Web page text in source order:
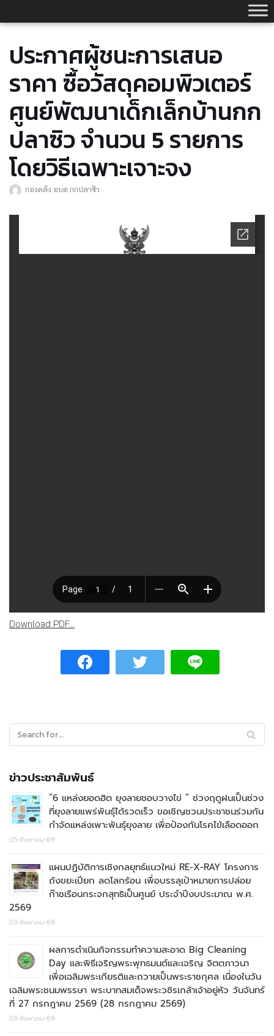
to
ประกาศผู้ชนะการเสนอ
ราคา ซื้อวัสดุคอมพิวเตอร์
ศูนย์พัฒนาเด็กเล็กบ้านกก
ปลาซิว จำนวน 5 รายการ
โดยวิธีเฉพาะเจาะจง
กองคลัง อบต.กกปลาซิว
Download PDF...
ข่าวประชาสัมพันธ์
“6 แหล่งยอดฮิต ยุงลายชอบวางไข่ ” ช่วงฤดูฝนเป็นช่วง
ที่ยุงลายแพร่พันธุ์ได้รวดเร็ว ขอเชิญชวนประชาชนร่วมกัน
กำจัดแหล่งเพาะพันธุ์ยุงลาย เพื่อป้องกันโรคไข้เลือดออก
05-สิงหาคม-69
แผนปฏิบัติการเชิงกลยุทธ์แนวใหม่ RE-X-RAY โครงการ
ถังขยะเปียก ลดโลกร้อน เพื่อบรรลุเป้าหมายการปล่อย
ก๊าชเรือนกระจกสุทธิเป็นศูนย์ ประจำปีงบประมาณ พ.ศ.
2569
03-สิงหาคม-69
ผลการดำเนินกิจกรรมทำความสะอาด Big Cleaning
Day และพิธีเจริญพระพุทธมนต์และเจริญ จิตตภาวนา
เพื่อเฉลิมพระเกียรติและถวายเป็นพระราชกุศล เนื่องในวัน
เฉลิมพระชนมพรรษา พระบาทสมเด็จพระวชิรเกล้าเจ้าอยู่หัว วันจันทร์
ที่ 27 กรกฎาคม 2569 (28 กรกฎาคม 2569)
03-สิงหาคม-69